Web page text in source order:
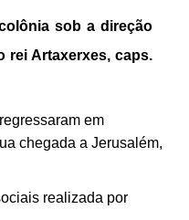
sob a direção
rei Artaxerxes, caps.
em
chegada a Jerusalém,
realizada por